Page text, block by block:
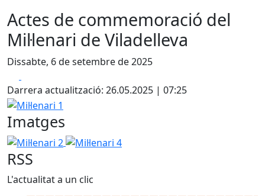
Actes de commemoració del
Mil·lenari de Viladelleva
Dissabte, 6 de setembre de 2025
Darrera actualització: 26.05.2025 | 07:25
Mil·lenari 1
Imatges
Mil·lenari 2 Mil·lenari 4
RSS
L'actualitat a un clic